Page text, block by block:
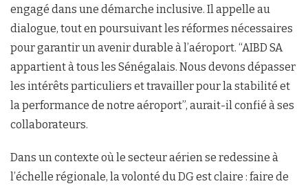
engagé dans une démarche inclusive. Il appelle au
dialogue, tout en poursuivant les réformes nécessaires
pour garantir un avenir durable à l’aéroport. “AIBD SA
appartient à tous les Sénégalais. Nous devons dépasser
les intérêts particuliers et travailler pour la stabilité et
la performance de notre aéroport”, aurait-il confié à ses
collaborateurs.
Dans un contexte où le secteur aérien se redessine à
l’échelle régionale, la volonté du DG est claire : faire de